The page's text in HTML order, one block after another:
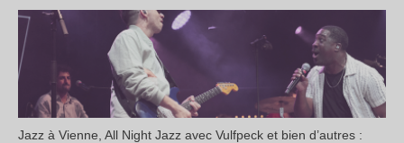
Jazz à Vienne, All Night Jazz avec Vulfpeck et bien d’autres :